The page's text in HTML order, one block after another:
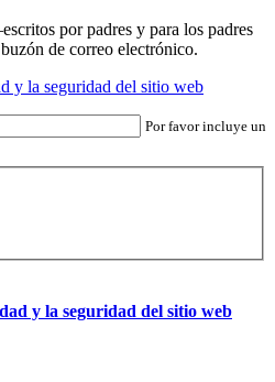
por padres y para los padres
de correo electrónico.
y la seguridad del sitio web
Por favor incluye un
y la seguridad del sitio web